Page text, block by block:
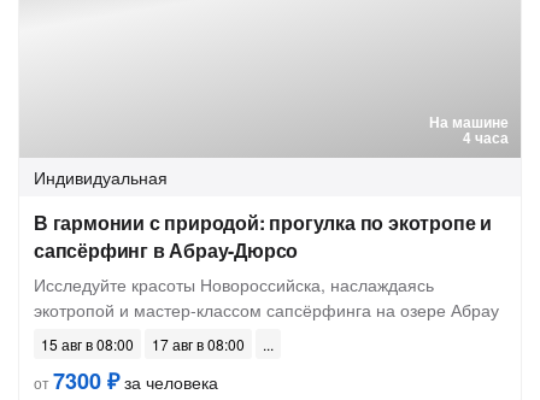
На машине
4 часа
Индивидуальная
В гармонии с природой: прогулка по экотропе и
сапсёрфинг в Абрау-Дюрсо
Исследуйте красоты Новороссийска, наслаждаясь
экотропой и мастер-классом сапсёрфинга на озере Абрау
15 авг в 08:00
17 авг в 08:00
от7300 ₽за человека